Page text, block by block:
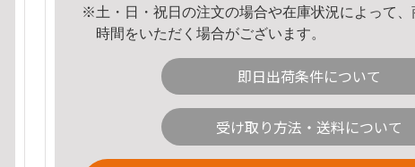
※土・日・祝日の注文の場合や在庫状況によって、
時間をいただく場合がございます。
即日出荷条件について
受け取り方法・送料について